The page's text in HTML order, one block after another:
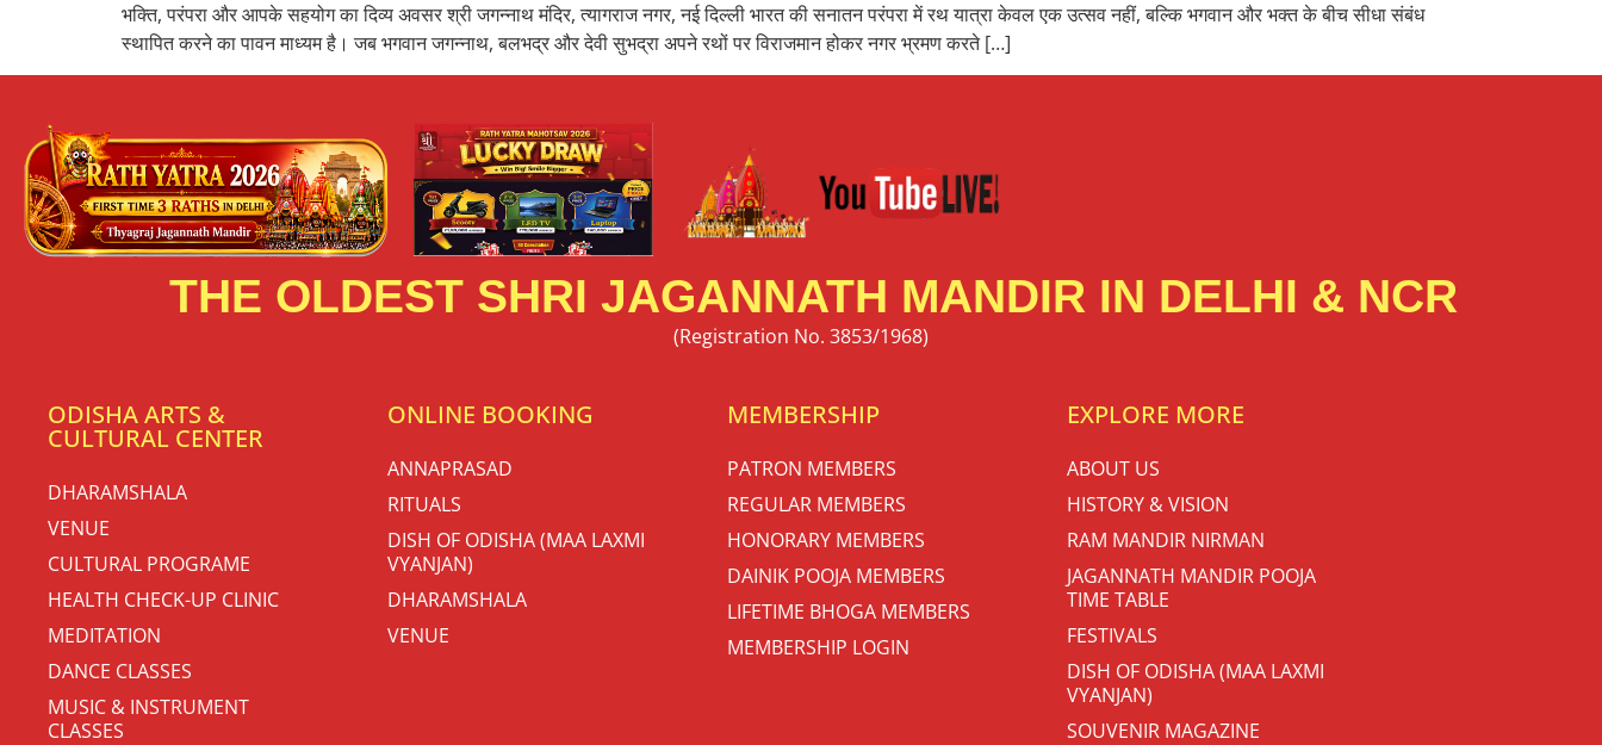
भक्ति, परंपरा और आपके सहयोग का दिव्य अवसर श्री जगन्नाथ मंदिर, त्यागराज नगर, नई दिल्ली भारत की सनातन परंपरा में रथ यात्रा केवल एक उत्सव नहीं, बल्कि भगवान और भक्त के बीच सीधा संबंध
स्थापित करने का पावन माध्यम है। जब भगवान जगन्नाथ, बलभद्र और देवी सुभद्रा अपने रथों पर विराजमान होकर नगर भ्रमण करते […]
THE OLDEST SHRI JAGANNATH MANDIR IN DELHI & NCR
(Registration No. 3853/1968)
ODISHA ARTS &
CULTURAL CENTER
DHARAMSHALA
VENUE
CULTURAL PROGRAME
HEALTH CHECK-UP CLINIC
MEDITATION
DANCE CLASSES
MUSIC & INSTRUMENT
CLASSES
ONLINE BOOKING
ANNAPRASAD
RITUALS
DISH OF ODISHA (MAA LAXMI
VYANJAN)
DHARAMSHALA
VENUE
MEMBERSHIP
PATRON MEMBERS
REGULAR MEMBERS
HONORARY MEMBERS
DAINIK POOJA MEMBERS
LIFETIME BHOGA MEMBERS
MEMBERSHIP LOGIN
EXPLORE MORE
ABOUT US
HISTORY & VISION
RAM MANDIR NIRMAN
JAGANNATH MANDIR POOJA
TIME TABLE
FESTIVALS
DISH OF ODISHA (MAA LAXMI
VYANJAN)
SOUVENIR MAGAZINE